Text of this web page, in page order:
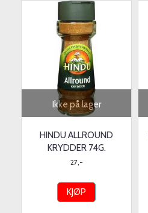
Ikke på lager
HINDU ALLROUND
KRYDDER 74G.
27,-
KJØP